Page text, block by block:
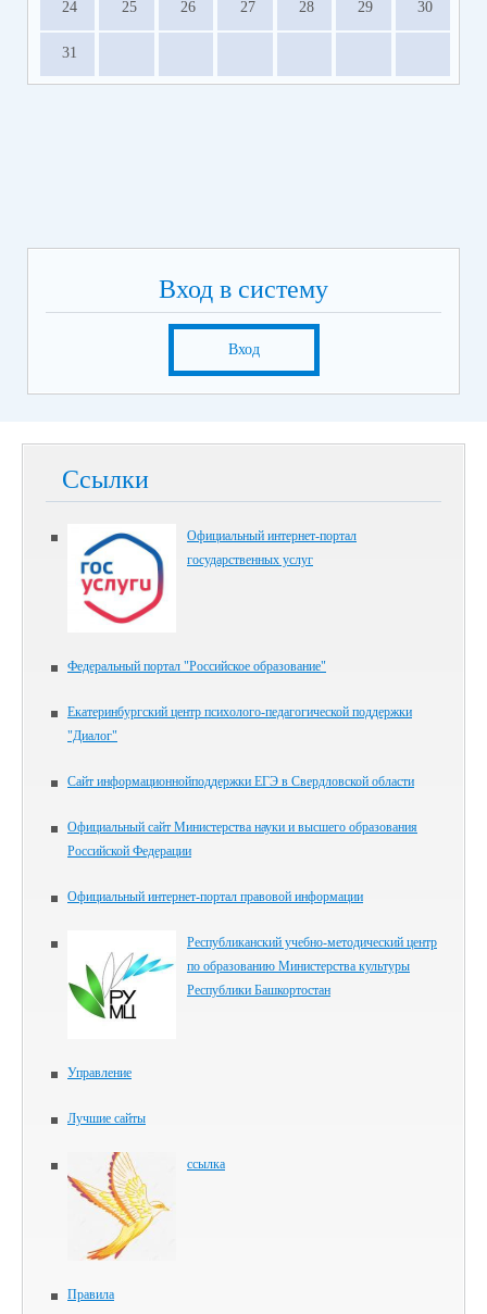
24 25 26 27 28 29 30
31
Вход в систему
Вход
Ссылки
Официальный интернет-портал
государственных услуг
Федеральный портал "Российское образование"
Екатеринбургский центр психолого-педагогической поддержки
"Диалог"
Сайт информационнойподдержки ЕГЭ в Свердловской области
Официальный сайт Министерства науки и высшего образования
Российской Федерации
Официальный интернет-портал правовой информации
Республиканский учебно-методический центр
по образованию Министерства культуры
Республики Башкортостан
Управление
Лучшие сайты
ссылка
Правила